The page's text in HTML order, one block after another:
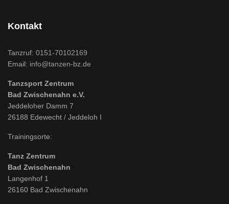
Kontakt
Tanzruf: 0151-70102169
Email: info@tanzen-bz.de
Tanzsport Zentrum
Bad Zwischenahn e.V.
Jeddeloher Damm 7
26188 Edewecht / Jeddeloh I
Trainingsorte:
Tanz Zentrum
Bad Zwischenahn
Langenhof 1
26160 Bad Zwischenahn